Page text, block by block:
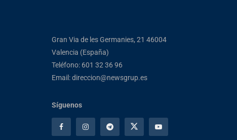
Gran Via de les Germanies, 21 46004
Valencia (España)
Teléfono: 601 32 36 96
Email: direccion@newsgrup.es
Síguenos